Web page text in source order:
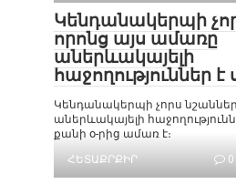
Կենդանակերպի
որոնց այս ամառը
աներևակայելի
հաջողություններ է
Կենդանակերպի չորս
աներևակայելի
քանի օ-րից ամառ է։
ՀԵՏԱՔՐՔԻՐ
0